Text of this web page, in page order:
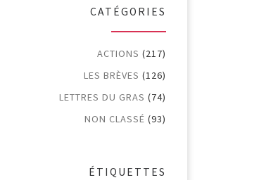
CATÉGORIES
ACTIONS (217)
LES BRÈVES (126)
LETTRES DU GRAS (74)
NON CLASSÉ (93)
ÉTIQUETTES